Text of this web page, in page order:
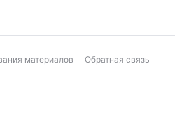
материалов Обратная связь